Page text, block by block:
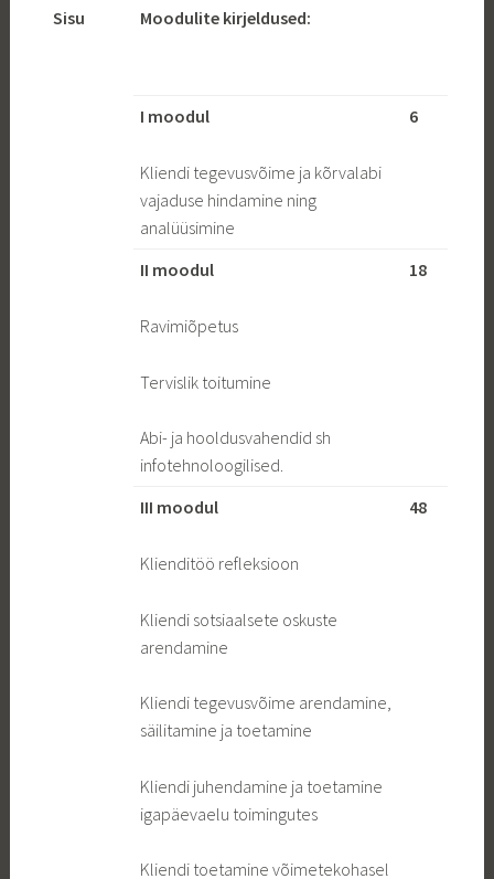
Sisu Moodulite kirjeldused:
I moodul
Kliendi tegevusvõime ja kõrvalabi
vajaduse hindamine ning
analüüsimine
6
II moodul
Ravimiõpetus
Tervislik toitumine
Abi- ja hooldusvahendid sh
infotehnoloogilised.
18
III moodul
Klienditöö refleksioon
Kliendi sotsiaalsete oskuste
arendamine
Kliendi tegevusvõime arendamine,
säilitamine ja toetamine
Kliendi juhendamine ja toetamine
igapäevaelu toimingutes
Kliendi toetamine võimetekohasel
48